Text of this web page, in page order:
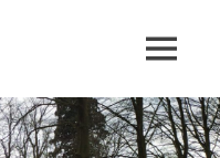
MENU